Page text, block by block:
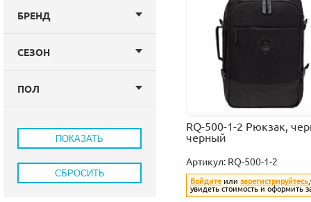
БРЕНД
СЕЗОН
ПОЛ
RQ-500-1-2 Рюкзак,
черный
Артикул: RQ-500-1-2
Войдите или зарегистрируйтесь
увидеть стоимость и оформить